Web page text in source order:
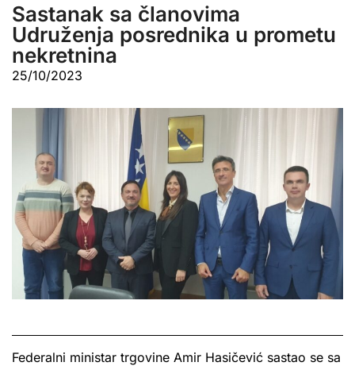
Sastanak sa članovima
Udruženja posrednika u prometu
nekretnina
25/10/2023
Federalni ministar trgovine Amir Hasičević sastao se sa